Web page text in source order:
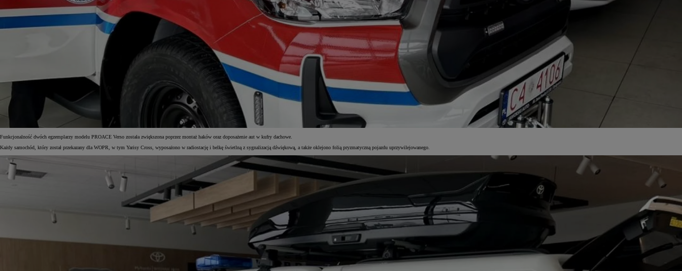
Corolla Hatchback
Funkcjonalność dwóch egzemplarzy modelu PROACE Verso została zwiększona poprzez montaż haków oraz doposażenie aut w kufry dachowe.
Każdy samochód, który został przekazany dla WOPR, w tym Yarisy Cross, wyposażono w radiostację i belkę świetlną z sygnalizacją dźwiękową, a także oklejono folią pryzmatyczną pojazdu uprzywilejowanego.